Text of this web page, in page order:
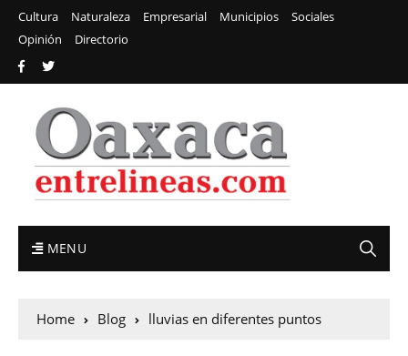
Cultura Naturaleza Empresarial Municipios
Sociales
Opinión
Directorio
MENU
Home Blog lluvias en diferentes puntos